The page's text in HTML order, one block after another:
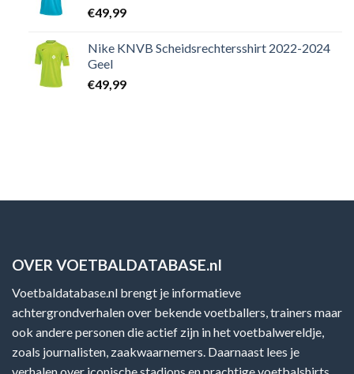
€49,99
Nike KNVB Scheidsrechtersshirt 2022-2024
Geel
€49,99
OVER VOETBALDATABASE.nl
Voetbaldatabase.nl brengt je informatieve
achtergrondverhalen over bekende voetballers, trainers maar
ook andere personen die actief zijn in het voetbalwereldje,
zoals journalisten, zaakwaarnemers. Daarnaast lees je
verhalen over iconische stadions en prachtige voetbalshirts.